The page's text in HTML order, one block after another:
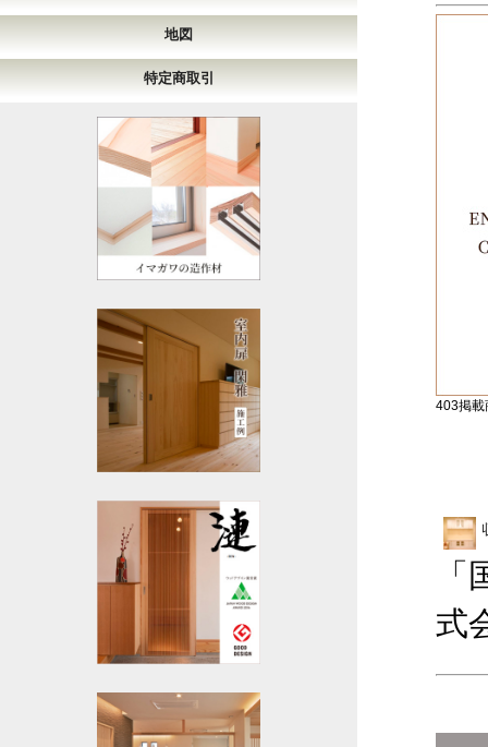
地図
特定商取引
403掲載
式